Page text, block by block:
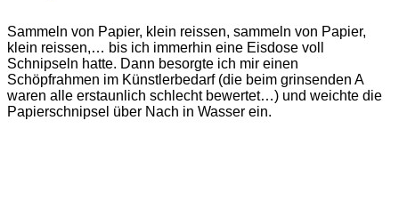
Sammeln von Papier, klein reissen, sammeln von Papier,
klein reissen,… bis ich immerhin eine Eisdose voll
Schnipseln hatte. Dann besorgte ich mir einen
Schöpfrahmen im Künstlerbedarf (die beim grinsenden A
waren alle erstaunlich schlecht bewertet…) und weichte die
Papierschnipsel über Nach in Wasser ein.